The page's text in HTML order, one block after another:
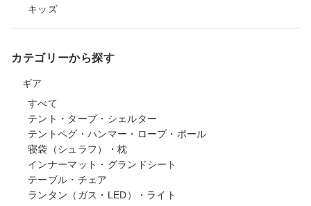
キッズ
カテゴリーから探す
ギア
すべて
テント・タープ・シェルター
テントペグ・ハンマー・ロープ・ポール
寝袋（シュラフ）・枕
インナーマット・グランドシート
テーブル・チェア
ランタン（ガス・LED）・ライト